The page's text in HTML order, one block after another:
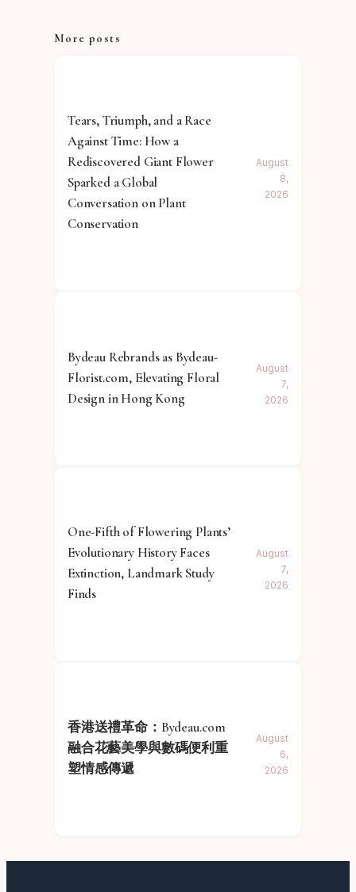
More posts
Tears, Triumph, and a Race
Against Time: How a
Rediscovered Giant Flower
Sparked a Global
Conversation on Plant
Conservation
August
8,
2026
Bydeau Rebrands as Bydeau-
Florist.com, Elevating Floral
Design in Hong Kong
August
7,
2026
One-Fifth of Flowering Plants’
Evolutionary History Faces
Extinction, Landmark Study
Finds
August
7,
2026
香港送禮革命：Bydeau.com
融合花藝美學與數碼便利重
塑情感傳遞
August
6,
2026